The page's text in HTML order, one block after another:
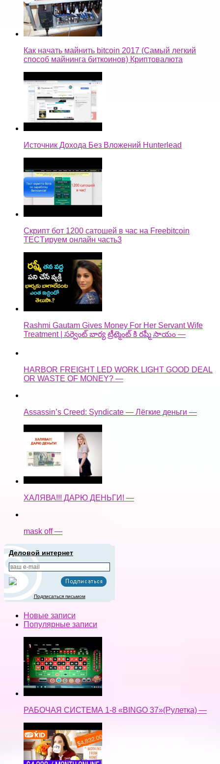
Как начать майнить bitcoin 2017 (Самый легкий
способ майнинга биткоинов) Криптовалюта
Источник Дохода Без Вложений Hunterlead
Скрипт бот 1200 сатошей в час на Freebitcoin
TECTируем онлайн часть3
Rashmi Gautam Gives Money For Her Servant Wife
Treatment | సర్వెంట్ భార్య ట్రీట్మెంట్ కి రష్మీ సాయం —
HARBOR FREIGHT LED WORK LIGHT GOOD DEAL
OR WASTE OF MONEY? —
Assassin’s Creed: Syndicate — Лёгкие деньги —
ХАЛЯВА!!! ДАРЮ ДЕНЬГИ! —
mask off —
Деловой интернет
Подписаться письмом
Новые записи
Популярные записи
РАБОЧАЯ СИСТЕМА 1-8 «BINGO 37»(Рулетка) —